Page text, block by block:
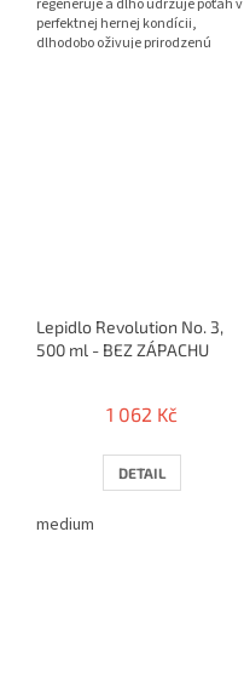
perfektnej hernej kondícii,
dlhodobo oživuje prirodzenú
Lepidlo Revolution No. 3,
500 ml - BEZ ZÁPACHU
1 062 Kč
DETAIL
medium